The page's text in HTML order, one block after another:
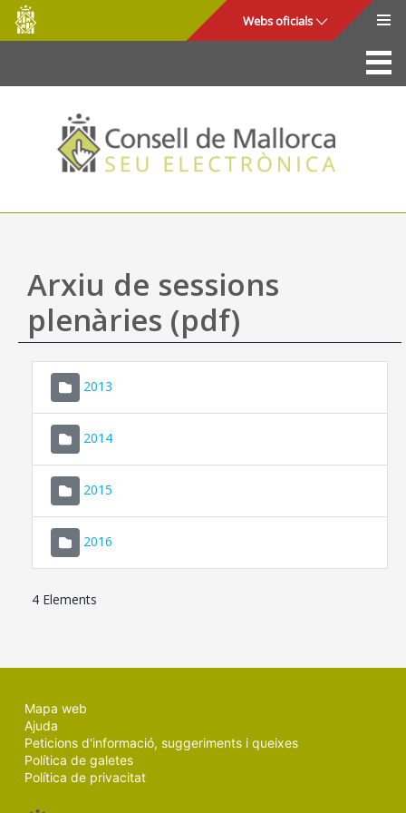
Salta al contingut principal
Consell
de
Mallorca
Webs oficials
La Seu
Consell de Mallorca
Accés i seguretat
Utilitats
Ajuda
Arxiu de sessions
plenàries (pdf)
2013
2014
2015
2016
4 Elements
Mapa web
Ajuda
Peticions d'informació, suggeriments i queixes
Política de galetes
Política de privacitat